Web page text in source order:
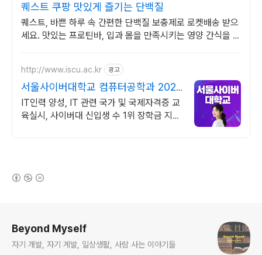
퀘스트 쿠팡 맛있게 즐기는 단백질
퀘스트, 바쁜 하루 속 간편한 단백질 보충제로 로켓배송 받으
세요. 맛있는 프로틴바, 입과 몸을 만족시키는 영양 간식을 쿠
http://www.iscu.ac.kr 광고
서울사이버대학교 컴퓨터공학과 2026
가을학기 신편입생
IT인력 양성, IT 관련 국가 및 국제자격증 교
육실시, 사이버대 신입생 수 1위 장학금 지급
Beyond Myself
자기 개발, 자기 계발, 일상생활, 사람 사는 이야기들